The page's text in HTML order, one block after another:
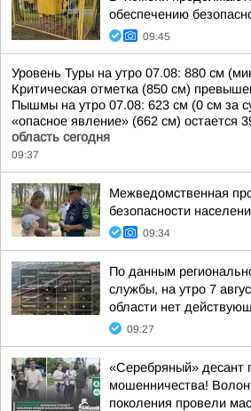
обеспечению
09:45
Уровень Туры на утро 07.08: 880 см
Критическая отметка (850 см)
Пышмы на утро 07.08: 623 см (0 см за
«опасное явление» (662 см) остается
область сегодня
09:37
Межведомственная
безопасности
09:34
По данным
службы, на утро 7
области нет
09:27
«Серебряный» десант
мошенничества!
поколения провели